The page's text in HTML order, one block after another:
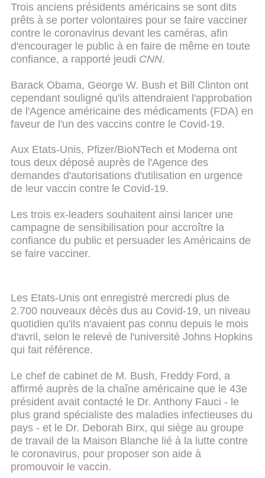
Trois anciens présidents américains se sont dits
prêts à se porter volontaires pour se faire vacciner
contre le coronavirus devant les caméras, afin
d'encourager le public à en faire de même en toute
confiance, a rapporté jeudi CNN.
Barack Obama, George W. Bush et Bill Clinton ont
cependant souligné qu'ils attendraient l'approbation
de l'Agence américaine des médicaments (FDA) en
faveur de l'un des vaccins contre le Covid-19.
Aux Etats-Unis, Pfizer/BioNTech et Moderna ont
tous deux déposé auprès de l'Agence des
demandes d'autorisations d'utilisation en urgence
de leur vaccin contre le Covid-19.
Les trois ex-leaders souhaitent ainsi lancer une
campagne de sensibilisation pour accroître la
confiance du public et persuader les Américains de
se faire vacciner.
Les Etats-Unis ont enregistré mercredi plus de
2.700 nouveaux décès dus au Covid-19, un niveau
quotidien qu'ils n'avaient pas connu depuis le mois
d'avril, selon le relevé de l'université Johns Hopkins
qui fait référence.
Le chef de cabinet de M. Bush, Freddy Ford, a
affirmé auprès de la chaîne américaine que le 43e
président avait contacté le Dr. Anthony Fauci - le
plus grand spécialiste des maladies infectieuses du
pays - et le Dr. Deborah Birx, qui siège au groupe
de travail de la Maison Blanche lié à la lutte contre
le coronavirus, pour proposer son aide à
promouvoir le vaccin.